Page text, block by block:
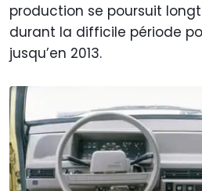
production se poursuit
durant la difficile période
jusqu’en 2013.